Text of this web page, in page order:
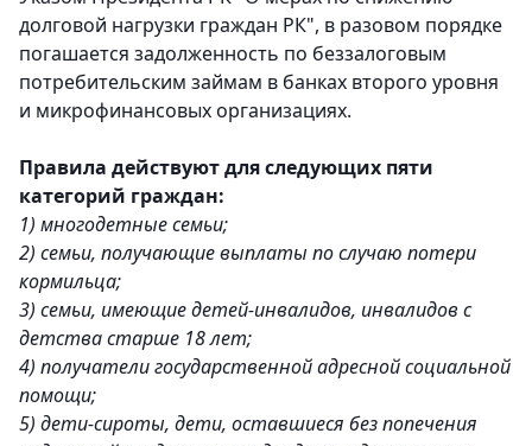
долговой нагрузки граждан РК", в разовом порядке
погашается задолженность по беззалоговым
потребительским займам в банках второго уровня
и микрофинансовых организациях.
Правила действуют для следующих пяти
категорий граждан:
1) многодетные семьи;
2) семьи, получающие выплаты по случаю потери
кормильца;
3) семьи, имеющие детей-инвалидов, инвалидов с
детства старше 18 лет;
4) получатели государственной адресной социальной
помощи;
5) дети-сироты, дети, оставшиеся без попечения